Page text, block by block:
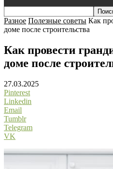
Разное Полезные советы Как
доме после строительства
Как провести
доме после
27.03.2025
Pinterest
Linkedin
Email
Tumblr
Telegram
VK